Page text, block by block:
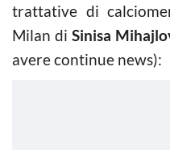
trattative di
Milan di Sinisa
avere continue news):